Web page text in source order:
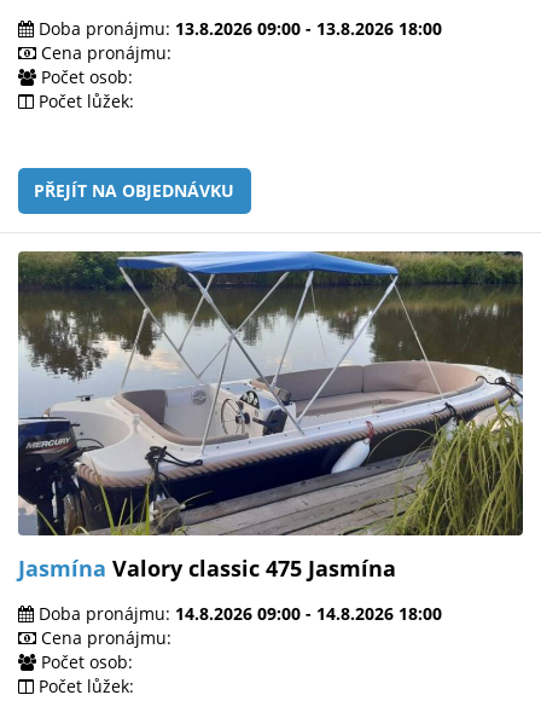
Doba pronájmu: 13.8.2026 09:00 - 13.8.2026 18:00
Cena pronájmu:
Počet osob:
Počet lůžek:
PŘEJÍT NA OBJEDNÁVKU
Jasmína Valory classic 475 Jasmína
Doba pronájmu: 14.8.2026 09:00 - 14.8.2026 18:00
Cena pronájmu:
Počet osob:
Počet lůžek: